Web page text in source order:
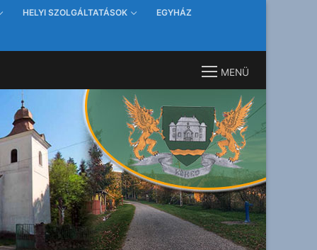
HELYI SZOLGÁLTATÁSOK EGYHÁZ
MENÜ